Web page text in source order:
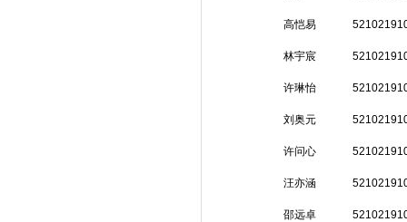
高恺易
林宇宸
许琳怡
刘奥元
许问心
汪亦涵
邵远卓